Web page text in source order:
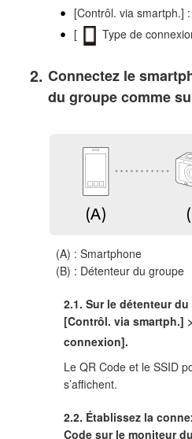
[Contrôl. via smartph.]
[
Type de
Connectez le
du groupe comme
(A) : Smartphone
(B) : Détenteur du groupe
2.1. Sur le détenteur
[Contrôl. via smartph.]
connexion].
Le QR Code et le SSID
s’affichent.
2.2. Établissez la
Code sur le moniteur